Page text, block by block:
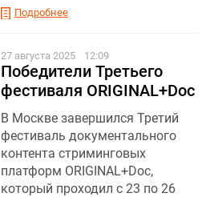
Подробнее
27 августа 2025 12:09
Победители Третьего
фестиваля ORIGINAL+Doc
В Москве завершился Третий
фестиваль документального
контента стриминговых
платформ ORIGINAL+Doc,
который проходил с 23 по 26